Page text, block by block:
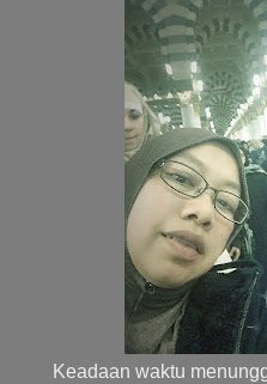
Keadaan waktu